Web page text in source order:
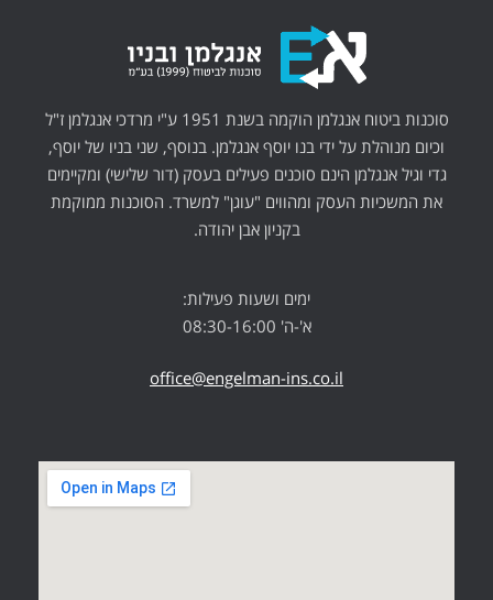
סוכנות ביטוח אנגלמן הוקמה בשנת 1951 ע"י מרדכי אנגלמן ז"ל
וכיום מנוהלת על ידי בנו יוסף אנגלמן. בנוסף, שני בניו של יוסף,
גדי וגיל אנגלמן הינם סוכנים פעילים בעסק (דור שלישי) ומקיימים
את המשכיות העסק ומהווים "עוגן" למשרד. הסוכנות ממוקמת
בקניון אבן יהודה.
ימים ושעות פעילות:
א'-ה' 08:30-16:00
office@engelman-ins.co.il